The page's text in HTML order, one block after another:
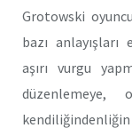
Grotowski
bazı
aşırı vurgu